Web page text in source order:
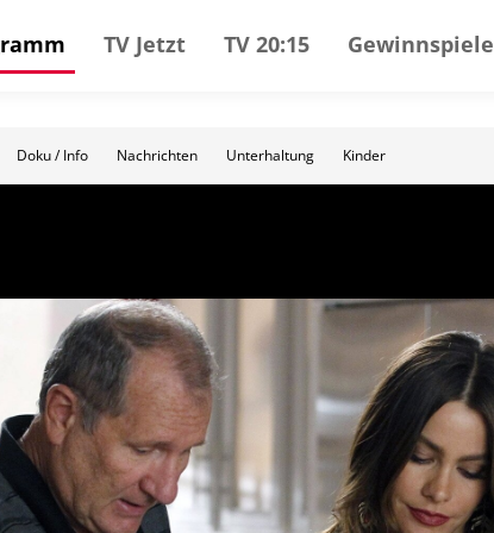
TV Jetzt TV 20:15 Gewinnspiele
Doku / Info Nachrichten Unterhaltung Kinder